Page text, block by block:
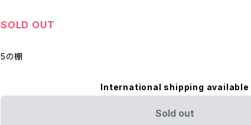
SOLD OUT
5の棚
International shipping available
Sold out